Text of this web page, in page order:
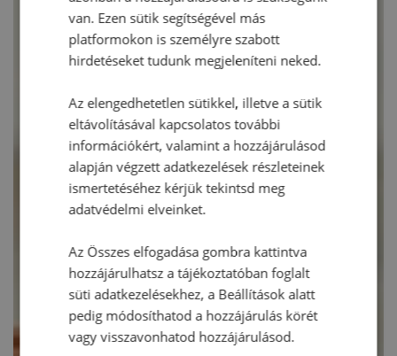
van. Ezen sütik segítségével más
platformokon is személyre szabott
hirdetéseket tudunk megjeleníteni neked.
Az elengedhetetlen sütikkel, illetve a sütik
eltávolításával kapcsolatos további
információkért, valamint a hozzájárulásod
alapján végzett adatkezelések részleteinek
ismertetéséhez kérjük tekintsd meg
adatvédelmi elveinket.
Az Összes elfogadása gombra kattintva
hozzájárulhatsz a tájékoztatóban foglalt
süti adatkezelésekhez, a Beállítások alatt
pedig módosíthatod a hozzájárulás körét
vagy visszavonhatod hozzájárulásod.